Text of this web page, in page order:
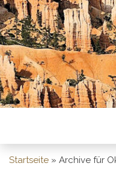
Startseite » Archive für